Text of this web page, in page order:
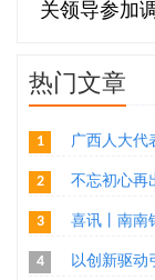
关领导参加
热门文章
1 广西人大代表、南
2 不忘初心再出
3 喜讯丨南南
4 以创新驱动引领高质量发